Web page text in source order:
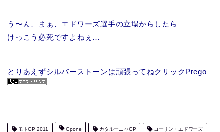
う〜ん、まぁ、エドワーズ選手の立場からしたら
けっこう必死ですよねぇ…
とりあえずシルバーストーンは頑張ってねクリックPrego
モトGP 2011 Gpone カタルーニャGP コーリン・エドワーズ